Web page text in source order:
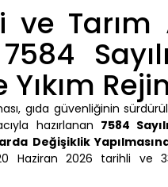
ve Tarım
gıda güvenliğinin
hazırlanan 7584
Değişiklik
Haziran 2026 tarihli ve